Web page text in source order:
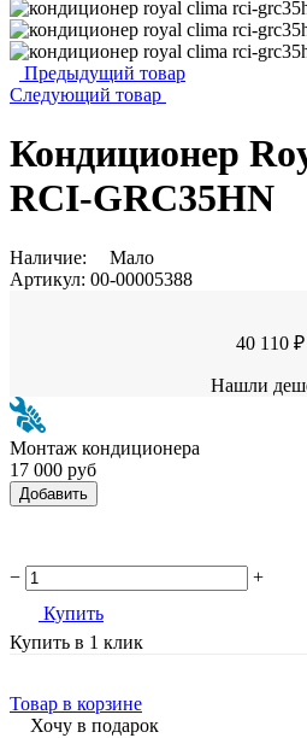
Предыдущий товар
Следующий товар
Кондиционер
RCI-GRC35HN
Наличие:
Мало
Артикул: 00-00005388
40 110 ₽
Нашли
Монтаж кондиционера
17 000 руб
Добавить
−
+
Купить
Купить в 1 клик
Товар в корзине
Хочу в подарок